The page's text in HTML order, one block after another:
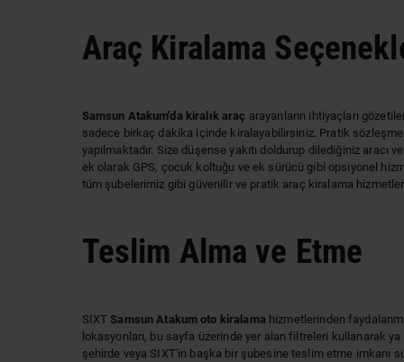
Araç Kiralama
Samsun Atakum'da kiralık araç arayanların ihtiyaçları
sadece birkaç dakika içinde kiralayabilirsiniz. Pratik sözleşme
yapılmaktadır. Size düşense yakıtı doldurup dilediğiniz
ek olarak GPS, çocuk koltuğu ve ek sürücü gibi opsiyonel
tüm şubelerimiz gibi güvenilir ve pratik araç kiralama
Teslim Alma ve Etme
SIXTSamsun Atakum oto kiralama hizmetlerinden
lokasyonları, bu sayfa üzerinde yer alan filtreleri kullanarak
şehirde veya SIXT'in başka bir şubesine teslim etme imkanı